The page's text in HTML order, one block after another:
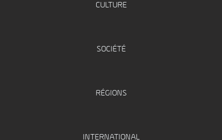
CULTURE
SOCIÉTÉ
RÉGIONS
INTERNATIONAL